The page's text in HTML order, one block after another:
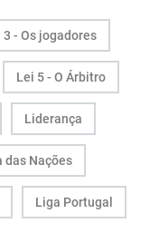
3 - Os jogadores
Lei 5 - O Árbitro
Liderança
das Nações
Liga Portugal